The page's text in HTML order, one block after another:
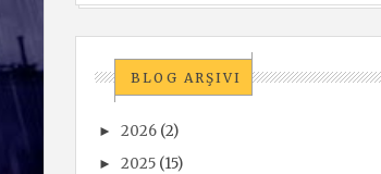
BLOG ARŞIVI
►2026 (2)
►2025 (15)